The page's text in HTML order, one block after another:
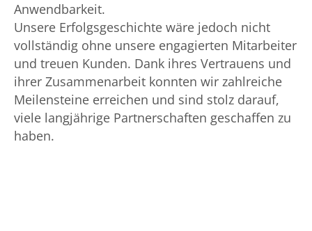
Anwendbarkeit.
Unsere Erfolgsgeschichte wäre jedoch nicht
vollständig ohne unsere engagierten Mitarbeiter
und treuen Kunden. Dank ihres Vertrauens und
ihrer Zusammenarbeit konnten wir zahlreiche
Meilensteine erreichen und sind stolz darauf,
viele langjährige Partnerschaften geschaffen zu
haben.